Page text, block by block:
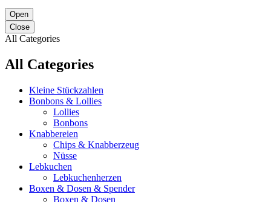
Open
Close
All Categories
All Categories
Kleine Stückzahlen
Bonbons & Lollies
Lollies
Bonbons
Knabbereien
Chips & Knabberzeug
Nüsse
Lebkuchen
Lebkuchenherzen
Boxen & Dosen & Spender
Boxen & Dosen